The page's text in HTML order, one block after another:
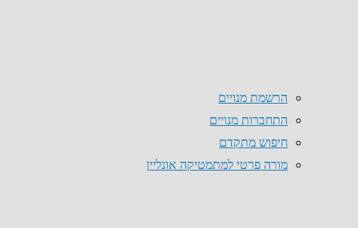
הרשמת מנויים
התחברות מנויים
חיפוש מתקדם
מורה פרטי למתמטיקה אונליין